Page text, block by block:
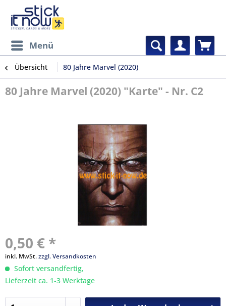
Menü
Übersicht 80 Jahre Marvel (2020)
80 Jahre Marvel (2020) "Karte" - Nr. C2
0,50 € *
inkl. MwSt.zzgl. Versandkosten
Sofort versandfertig,
Lieferzeit ca. 1-3 Werktage